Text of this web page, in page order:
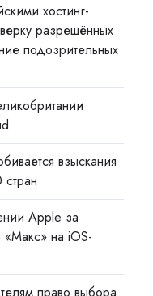
хостинг-
разрешённых
подозрительных
взыскания
Apple за
на iOS-